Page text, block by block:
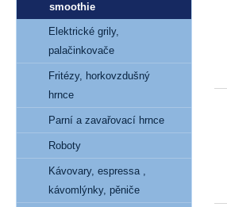
smoothie
Elektrické grily,
palačinkovače
Fritézy, horkovzdušný
hrnce
Parní a zavařovací hrnce
Roboty
Kávovary, espressa ,
kávomlýnky, pěniče